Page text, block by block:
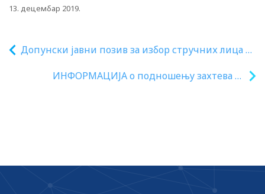
13. децембар 2019.
Допунски јавни позив за избор стручних лица за
уџбеникаИНФОРМАЦИЈА о подношењу захтева за